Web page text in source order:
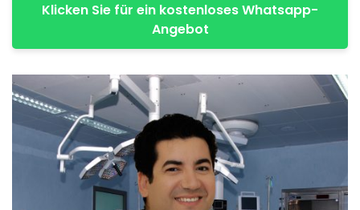
Klicken Sie für ein kostenloses Whatsapp-
Angebot